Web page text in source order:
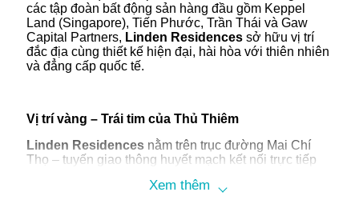
các tập đoàn bất động sản hàng đầu gồm Keppel
Land (Singapore), Tiến Phước, Trần Thái và Gaw
Capital Partners, Linden Residencessở hữu vị trí
đắc địa cùng thiết kế hiện đại, hài hòa với thiên nhiên
và đẳng cấp quốc tế.
Vị trí vàng – Trái tim của Thủ Thiêm
Linden Residencesnằm trên trục đường Mai Chí
Thọ – tuyến giao thông huyết mạch kết nối trực tiếp
khoảng 5 phút lái xe. Từ đây, cư dân dễ dàng di
Xem thêm